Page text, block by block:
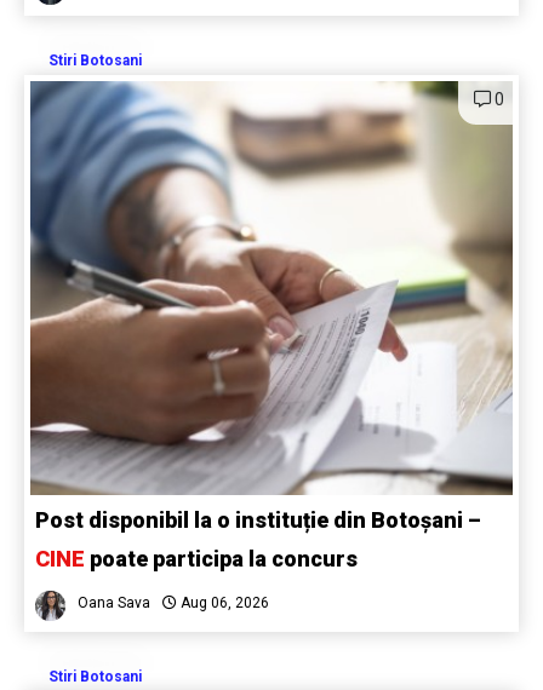
Stiri Botosani
0
Post disponibil la o instituție din Botoșani –
CINE poate participa la concurs
Oana Sava Aug 06, 2026
Stiri Botosani